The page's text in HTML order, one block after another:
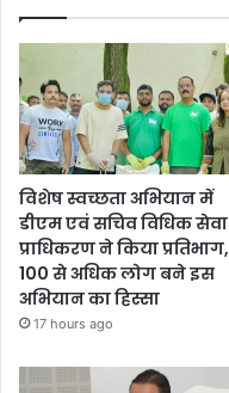
विशेष स्वच्छता अभियान में
डीएम एवं सचिव विधिक सेवा
प्राधिकरण ने किया प्रतिभाग,
100 से अधिक लोग बने इस
अभियान का हिस्सा
17 hours ago